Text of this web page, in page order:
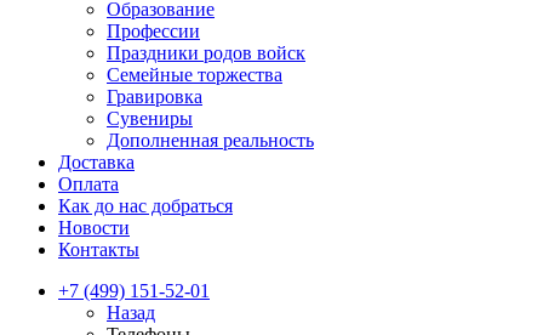
Образование
Профессии
Праздники родов войск
Семейные торжества
Гравировка
Сувениры
Дополненная реальность
Доставка
Оплата
Как до нас добраться
Новости
Контакты
+7 (499) 151-52-01
Назад